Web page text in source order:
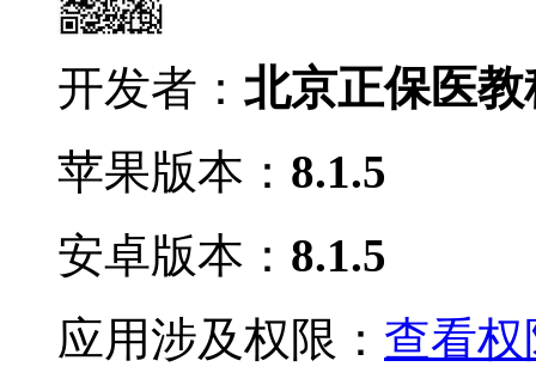
开发者： 北京正保医
苹果版本： 8.1.5
安卓版本： 8.1.5
应用涉及权限： 查看权